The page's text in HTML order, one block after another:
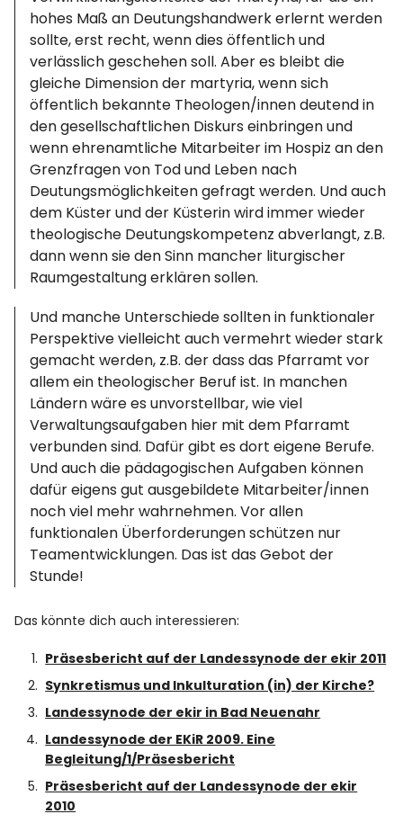
hohes Maß an Deutungshandwerk erlernt werden
sollte, erst recht, wenn dies öffentlich und
verlässlich geschehen soll. Aber es bleibt die
gleiche Dimension der martyria, wenn sich
öffentlich bekannte Theologen/innen deutend in
den gesellschaftlichen Diskurs einbringen und
wenn ehrenamtliche Mitarbeiter im Hospiz an den
Grenzfragen von Tod und Leben nach
Deutungsmöglichkeiten gefragt werden. Und auch
dem Küster und der Küsterin wird immer wieder
theologische Deutungskompetenz abverlangt, z.B.
dann wenn sie den Sinn mancher liturgischer
Raumgestaltung erklären sollen.
Und manche Unterschiede sollten in funktionaler
Perspektive vielleicht auch vermehrt wieder stark
gemacht werden, z.B. der dass das Pfarramt vor
allem ein theologischer Beruf ist. In manchen
Ländern wäre es unvorstellbar, wie viel
Verwaltungsaufgaben hier mit dem Pfarramt
verbunden sind. Dafür gibt es dort eigene Berufe.
Und auch die pädagogischen Aufgaben können
dafür eigens gut ausgebildete Mitarbeiter/innen
noch viel mehr wahrnehmen. Vor allen
funktionalen Überforderungen schützen nur
Teamentwicklungen. Das ist das Gebot der
Stunde!
Das könnte dich auch interessieren:
Präsesbericht auf der Landessynode der ekir 2011
Synkretismus und Inkulturation (in) der Kirche?
Landessynode der ekir in Bad Neuenahr
Landessynode der EKiR 2009. Eine
Begleitung/1/Präsesbericht
Präsesbericht auf der Landessynode der ekir
2010